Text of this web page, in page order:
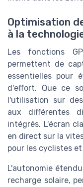
Optimisation
à la
Les fonctions
permettent de
essentielles pour
d'effort. Que ce
l'utilisation sur
aux différentes
intégrés. L'écran
en direct sur la
pour les cyclistes
L'autonomie
recharge solaire,